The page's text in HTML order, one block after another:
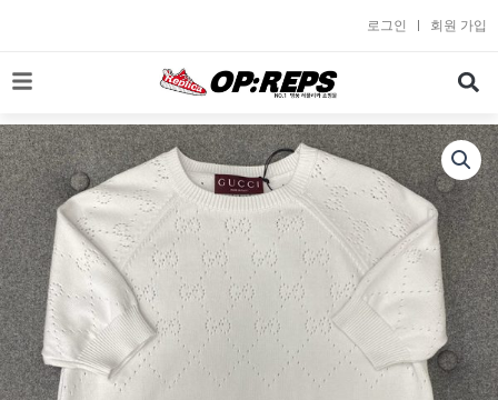
로
너
뛰
기
로그인 회원 가입